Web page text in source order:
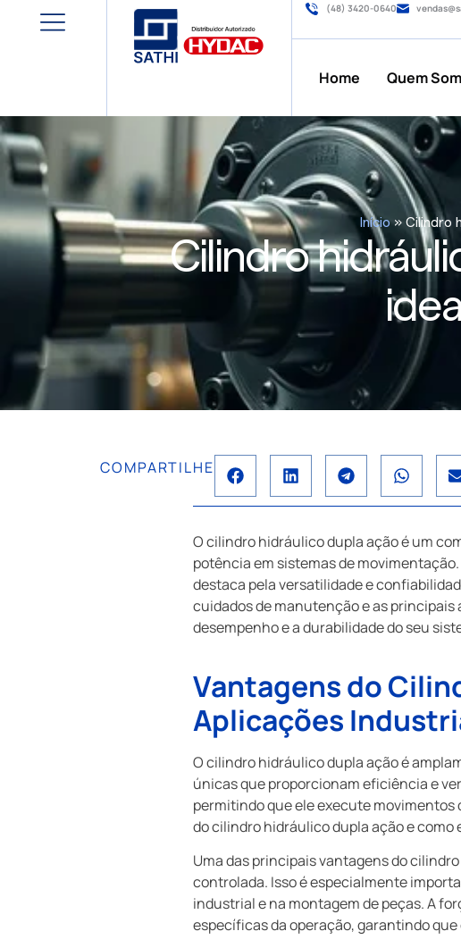
(48) 3420-0640
Home Quem
Início» Cilindro
Cilindro
COMPARTILHE
O cilindro hidráulico dupla ação é um
potência em sistemas de
destaca pela versatilidade e
cuidados de manutenção e as
desempenho e a durabilidade do seu
Vantagens do
Aplicações
O cilindro hidráulico dupla ação é
únicas que proporcionam eficiência e
permitindo que ele execute movimentos
do cilindro hidráulico dupla ação e
Uma das principais vantagens do
controlada. Isso é especialmente
industrial e na montagem de peças. A
específicas da operação, garantindo